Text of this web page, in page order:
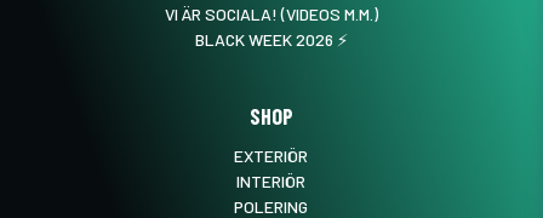
VI ÄR SOCIALA! (VIDEOS M.M.)
BLACK WEEK 2026 ⚡️
SHOP
EXTERIÖR
INTERIÖR
POLERING